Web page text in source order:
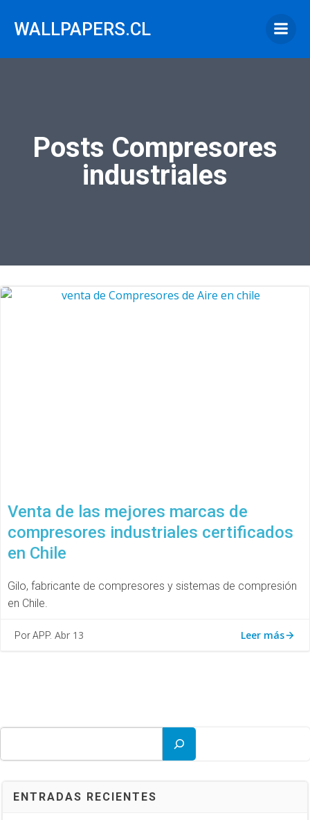
WALLPAPERS.CL
Posts Compresores
industriales
Venta de las mejores marcas de
compresores industriales certificados
en Chile
Gilo, fabricante de compresores y sistemas de compresión
en Chile.
Por APP. Abr 13 Leer más
ENTRADAS RECIENTES